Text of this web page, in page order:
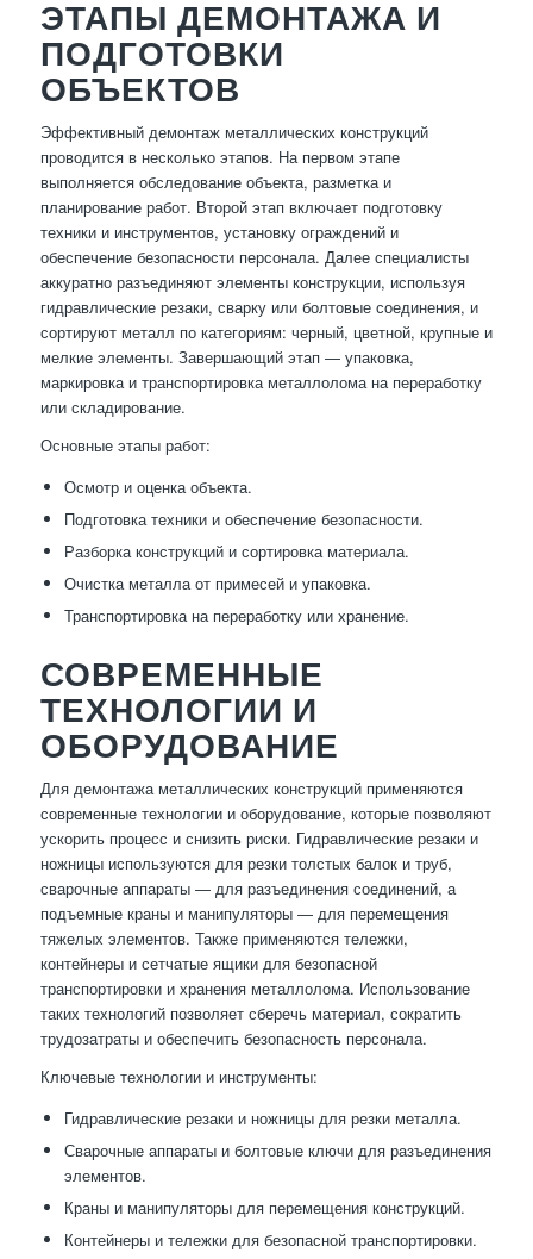
ЭТАПЫ ДЕМОНТАЖА И
ПОДГОТОВКИ
ОБЪЕКТОВ
Эффективный демонтаж металлических конструкций
проводится в несколько этапов. На первом этапе
выполняется обследование объекта, разметка и
планирование работ. Второй этап включает подготовку
техники и инструментов, установку ограждений и
обеспечение безопасности персонала. Далее специалисты
аккуратно разъединяют элементы конструкции, используя
гидравлические резаки, сварку или болтовые соединения, и
сортируют металл по категориям: черный, цветной, крупные и
мелкие элементы. Завершающий этап — упаковка,
маркировка и транспортировка металлолома на переработку
или складирование.
Основные этапы работ:
Осмотр и оценка объекта.
Подготовка техники и обеспечение безопасности.
Разборка конструкций и сортировка материала.
Очистка металла от примесей и упаковка.
Транспортировка на переработку или хранение.
СОВРЕМЕННЫЕ
ТЕХНОЛОГИИ И
ОБОРУДОВАНИЕ
Для демонтажа металлических конструкций применяются
современные технологии и оборудование, которые позволяют
ускорить процесс и снизить риски. Гидравлические резаки и
ножницы используются для резки толстых балок и труб,
сварочные аппараты — для разъединения соединений, а
подъемные краны и манипуляторы — для перемещения
тяжелых элементов. Также применяются тележки,
контейнеры и сетчатые ящики для безопасной
транспортировки и хранения металлолома. Использование
таких технологий позволяет сберечь материал, сократить
трудозатраты и обеспечить безопасность персонала.
Ключевые технологии и инструменты:
Гидравлические резаки и ножницы для резки металла.
Сварочные аппараты и болтовые ключи для разъединения
элементов.
Краны и манипуляторы для перемещения конструкций.
Контейнеры и тележки для безопасной транспортировки.